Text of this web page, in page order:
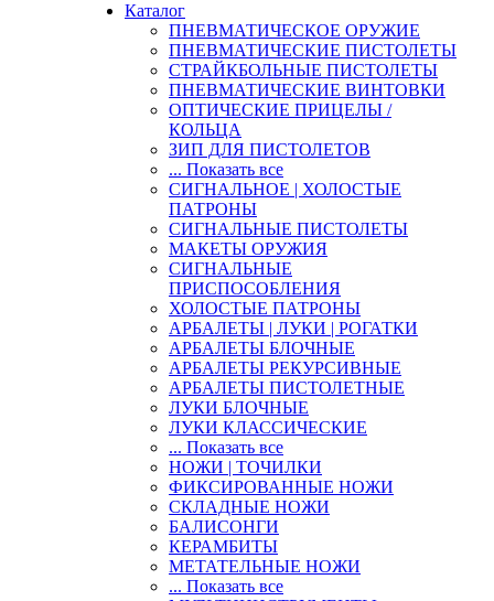
Каталог
ПНЕВМАТИЧЕСКОЕ ОРУЖИЕ
ПНЕВМАТИЧЕСКИЕ ПИСТОЛЕТЫ
СТРАЙКБОЛЬНЫЕ ПИСТОЛЕТЫ
ПНЕВМАТИЧЕСКИЕ ВИНТОВКИ
ОПТИЧЕСКИЕ ПРИЦЕЛЫ /
КОЛЬЦА
ЗИП ДЛЯ ПИСТОЛЕТОВ
... Показать все
СИГНАЛЬНОЕ | ХОЛОСТЫЕ
ПАТРОНЫ
СИГНАЛЬНЫЕ ПИСТОЛЕТЫ
МАКЕТЫ ОРУЖИЯ
СИГНАЛЬНЫЕ
ПРИСПОСОБЛЕНИЯ
ХОЛОСТЫЕ ПАТРОНЫ
АРБАЛЕТЫ | ЛУКИ | РОГАТКИ
АРБАЛЕТЫ БЛОЧНЫЕ
АРБАЛЕТЫ РЕКУРСИВНЫЕ
АРБАЛЕТЫ ПИСТОЛЕТНЫЕ
ЛУКИ БЛОЧНЫЕ
ЛУКИ КЛАССИЧЕСКИЕ
... Показать все
НОЖИ | ТОЧИЛКИ
ФИКСИРОВАННЫЕ НОЖИ
СКЛАДНЫЕ НОЖИ
БАЛИСОНГИ
КЕРАМБИТЫ
МЕТАТЕЛЬНЫЕ НОЖИ
... Показать все